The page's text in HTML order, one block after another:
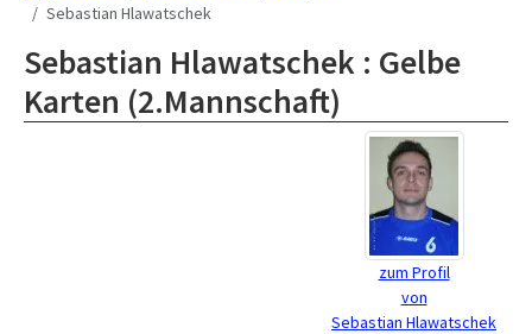
Sebastian Hlawatschek
Sebastian Hlawatschek : Gelbe
Karten (2.Mannschaft)
zum Profil
von
Sebastian Hlawatschek